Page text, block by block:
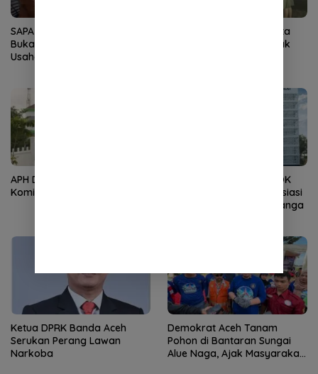
SAPA Minta Baitul Mal Aceh
Buka Data Bantuan Modal
Usaha 2026
Digerebek Bareng Wanita
Lain, Sekda Nekat Tabrak
APH Didesak Periksa
Komisioner Baitul Mal Aceh
Kembali Nahkodai APDOK
PAI, Silahuddin Tuai Apresiasi
dari LPPM UNISAI Samalanga
Ketua DPRK Banda Aceh
Serukan Perang Lawan
Narkoba
Demokrat Aceh Tanam
Pohon di Bantaran Sungai
Alue Naga, Ajak Masyarakat